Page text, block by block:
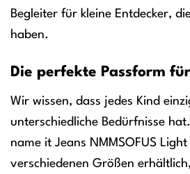
Begleiter für kleine Entdecker,
haben.
Die perfekte Passform
Wir wissen, dass jedes Kind
unterschiedliche Bedürfnisse
name it Jeans NMMSOFUS
verschiedenen Größen